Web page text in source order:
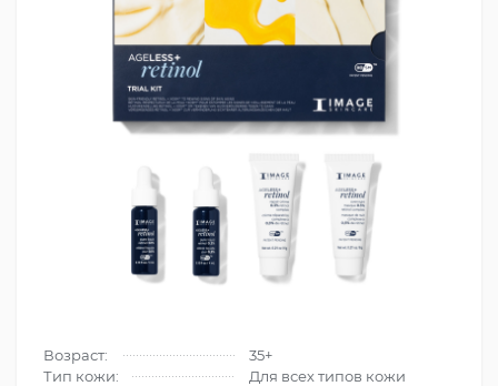
Возраст:
35+
Тип кожи:
Для всех типов кожи